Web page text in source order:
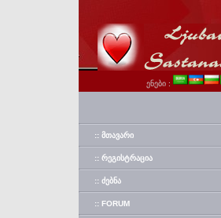
ენები :
:: ᲛᲗᲐᲕᲐᲠᲘ
:: ᲠᲔᲒᲘᲡᲢᲠᲐᲪᲘᲐ
:: ᲫᲔᲑᲜᲐ
:: FORUM